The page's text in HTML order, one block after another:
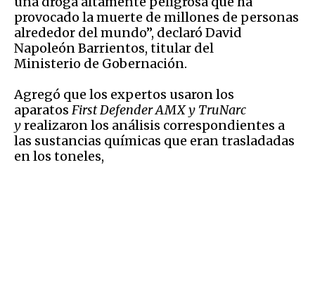
provocado la muerte de millones de personas
alrededor del mundo”, declaró David
Napoleón Barrientos, titular del
Ministerio de Gobernación.
Agregó que los expertos usaron los
aparatos First Defender AMX y TruNarc
yrealizaron los análisis correspondientes a
las sustancias químicas que eran trasladadas
en los toneles,